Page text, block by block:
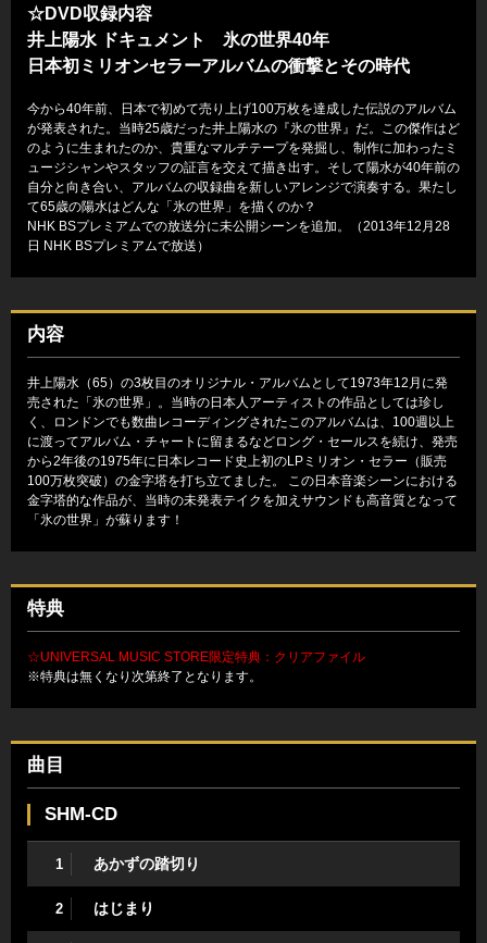
☆DVD収録内容
井上陽水 ドキュメント 氷の世界40年
日本初ミリオンセラーアルバムの衝撃とその時代
今から40年前、日本で初めて売り上げ100万枚を達成した伝説のアルバム
が発表された。当時25歳だった井上陽水の『氷の世界』だ。この傑作はど
のように生まれたのか、貴重なマルチテープを発掘し、制作に加わったミ
ュージシャンやスタッフの証言を交えて描き出す。そして陽水が40年前の
自分と向き合い、アルバムの収録曲を新しいアレンジで演奏する。果たし
て65歳の陽水はどんな「氷の世界」を描くのか？
NHK BSプレミアムでの放送分に未公開シーンを追加。（2013年12月28
日 NHK BSプレミアムで放送）
内容
井上陽水（65）の3枚目のオリジナル・アルバムとして1973年12月に発
売された「氷の世界」。当時の日本人アーティストの作品としては珍し
く、ロンドンでも数曲レコーディングされたこのアルバムは、100週以上
に渡ってアルバム・チャートに留まるなどロング・セールスを続け、発売
から2年後の1975年に日本レコード史上初のLPミリオン・セラー（販売
100万枚突破）の金字塔を打ち立てました。 この日本音楽シーンにおける
金字塔的な作品が、当時の未発表テイクを加えサウンドも高音質となって
「氷の世界」が蘇ります！
特典
☆UNIVERSAL MUSIC STORE限定特典：クリアファイル
※特典は無くなり次第終了となります。
曲目
SHM-CD
1 あかずの踏切り
2 はじまり